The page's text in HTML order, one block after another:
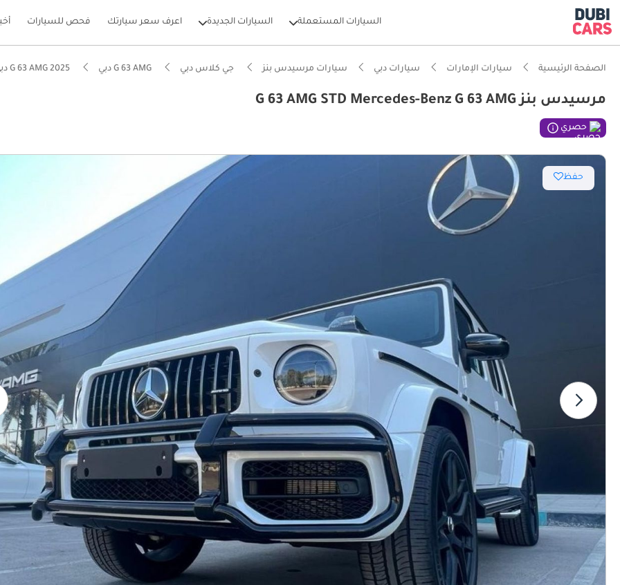
السيارات المستعملة السيارات الجديدة اعرف سعر سيارتك فحص للسيارات
الصفحة الرئيسية سيارات الإمارات سيارات دبي سيارات مرسيدس بنز جي كلاس دبي
مرسيدس بنز G 63 AMG STD Mercedes-Benz G 63 AMG
حصري
حفظ